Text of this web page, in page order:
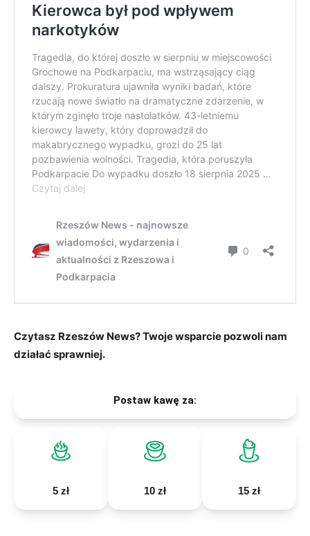
Czytasz Rzeszów News? Twoje wsparcie pozwoli nam
działać sprawniej.
Postaw kawę za:
5 zł 10 zł 15 zł